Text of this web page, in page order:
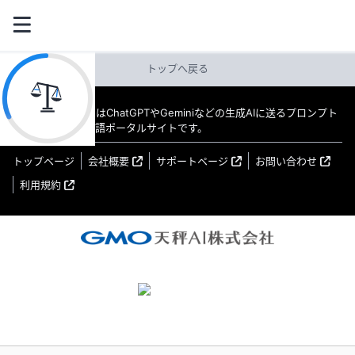
トップへ戻る
教えてAI byGMO はChatGPTやGeminiなどの生成AIに送るプロンプト
（指示文）の日本語ポータルサイトです。
トップページ 会社概要 サポートページ
お問い合わせ
利用規約